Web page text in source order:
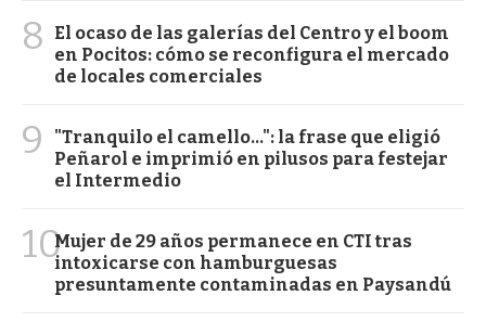
8
El ocaso de las galerías del Centro y el boom
en Pocitos: cómo se reconfigura el mercado
de locales comerciales
9
"Tranquilo el camello...": la frase que eligió
Peñarol e imprimió en pilusos para festejar
el Intermedio
10Mujer de 29 años permanece en CTI tras
intoxicarse con hamburguesas
presuntamente contaminadas en Paysandú